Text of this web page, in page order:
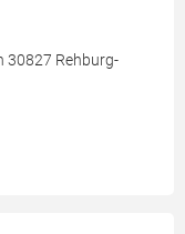
30827 Rehburg-